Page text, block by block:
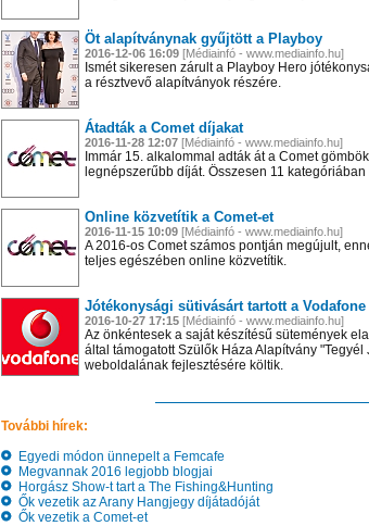
Öt alapítványnak gyűjtött a Playboy
2016-12-06 16:09[Médiainfó - www.mediainfo.hu]
Ismét sikeresen zárult a Playboy Hero
a résztvevő alapítványok részére.
Átadták a Comet díjakat
2016-11-28 12:07[Médiainfó - www.mediainfo.hu]
Immár 15. alkalommal adták át a Comet
legnépszerűbb díját. Összesen 11
Online közvetítik a Comet-et
2016-11-15 10:09[Médiainfó - www.mediainfo.hu]
A 2016-os Comet számos pontján megújult,
teljes egészében online közvetítik.
Jótékonysági sütivásárt tartott a Vodafone
2016-10-27 17:15[Médiainfó - www.mediainfo.hu]
Az önkéntesek a saját készítésű sütemények
által támogatott Szülők Háza Alapítvány
weboldalának fejlesztésére költik.
További hírek:
Egyedi módon ünnepelt a Femcafe
Megvannak 2016 legjobb blogjai
Horgász Show-t tart a The Fishing&Hunting
Ők vezetik az Arany Hangjegy díjátadóját
Ők vezetik a Comet-et